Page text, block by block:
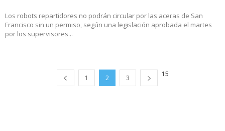
Los robots repartidores no podrán circular por las aceras de San
Francisco sin un permiso, según una legislación aprobada el martes
por los supervisores...
1 2 3 15